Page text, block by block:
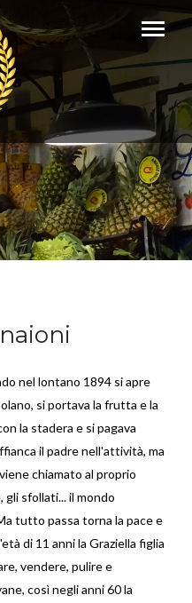
nel lontano 1894 si apre
si portava la frutta e la
la stadera e si pagava
il padre nell'attività, ma
chiamato al proprio
gli sfollati... il mondo
tutto passa torna la pace e
di 11 anni la Graziella figlia
vendere, pulire e
così negli anni 60 la